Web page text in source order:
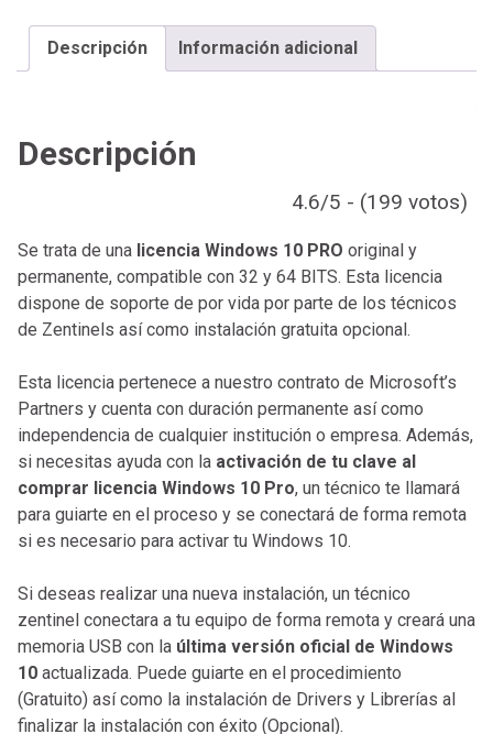
Descripción Información adicional
Descripción
4.6/5 - (199 votos)
Se trata de una licencia Windows 10 PRO original y
permanente, compatible con 32 y 64 BITS. Esta licencia
dispone de soporte de por vida por parte de los técnicos
de Zentinels así como instalación gratuita opcional.
Esta licencia pertenece a nuestro contrato de Microsoft’s
Partners y cuenta con duración permanente así como
independencia de cualquier institución o empresa. Además,
si necesitas ayuda con la activación de tu clave al
comprar licencia Windows 10 Pro, un técnico te llamará
para guiarte en el proceso y se conectará de forma remota
si es necesario para activar tu Windows 10.
Si deseas realizar una nueva instalación, un técnico
zentinel conectara a tu equipo de forma remota y creará una
memoria USB con la última versión oficial de Windows
10 actualizada. Puede guiarte en el procedimiento
(Gratuito) así como la instalación de Drivers y Librerías al
finalizar la instalación con éxito (Opcional).